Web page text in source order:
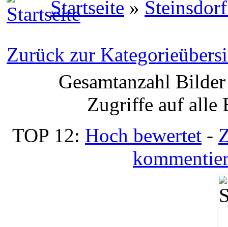
Startseite »
Zurück zur
Gesamtanzahl
Zugriffe auf alle
TOP 12: Hoch bewertet -